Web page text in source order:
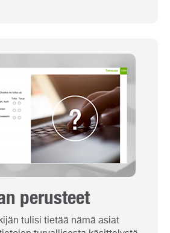
perusteet
tulisi tietää nämä asiat